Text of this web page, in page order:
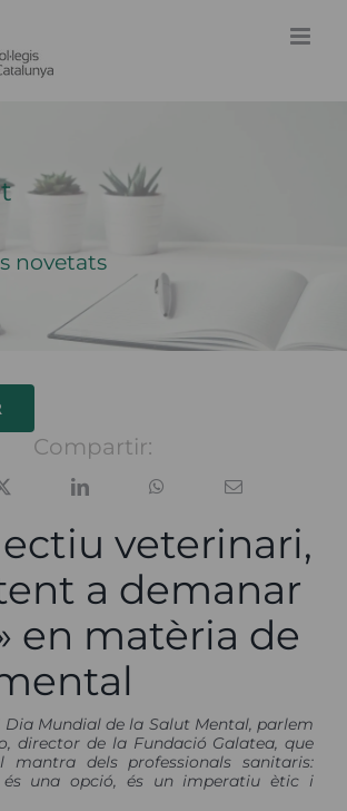
novetats
Compartir:
veterinari,
a demanar
en matèria de
Mundial de la Salut Mental, parlem
director de la Fundació Galatea, que
mantra dels professionals sanitaris:
és una opció, és un imperatiu ètic i